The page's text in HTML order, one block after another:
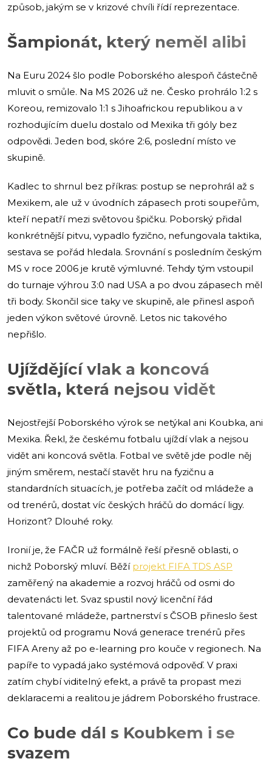
způsob, jakým se v krizové chvíli řídí reprezentace.
Šampionát, který neměl alibi
Na Euru 2024 šlo podle Poborského alespoň částečně
mluvit o smůle. Na MS 2026 už ne. Česko prohrálo 1:2 s
Koreou, remizovalo 1:1 s Jihoafrickou republikou a v
rozhodujícím duelu dostalo od Mexika tři góly bez
odpovědi. Jeden bod, skóre 2:6, poslední místo ve
skupině.
Kadlec to shrnul bez příkras: postup se neprohrál až s
Mexikem, ale už v úvodních zápasech proti soupeřům,
kteří nepatří mezi světovou špičku. Poborský přidal
konkrétnější pitvu, vypadlo fyzično, nefungovala taktika,
sestava se pořád hledala. Srovnání s posledním českým
MS v roce 2006 je krutě výmluvné. Tehdy tým vstoupil
do turnaje výhrou 3:0 nad USA a po dvou zápasech měl
tři body. Skončil sice taky ve skupině, ale přinesl aspoň
jeden výkon světové úrovně. Letos nic takového
nepřišlo.
Ujíždějící vlak a koncová
světla, která nejsou vidět
Nejostřejší Poborského výrok se netýkal ani Koubka, ani
Mexika. Řekl, že českému fotbalu ujíždí vlak a nejsou
vidět ani koncová světla. Fotbal ve světě jde podle něj
jiným směrem, nestačí stavět hru na fyzičnu a
standardních situacích, je potřeba začít od mládeže a
od trenérů, dostat víc českých hráčů do domácí ligy.
Horizont? Dlouhé roky.
Ironií je, že FAČR už formálně řeší přesně oblasti, o
nichž Poborský mluví. Běží projekt FIFA TDS ASP
zaměřený na akademie a rozvoj hráčů od osmi do
devatenácti let. Svaz spustil nový licenční řád
talentované mládeže, partnerství s ČSOB přineslo šest
projektů od programu Nová generace trenérů přes
FIFA Areny až po e-learning pro kouče v regionech. Na
papíře to vypadá jako systémová odpověď. V praxi
zatím chybí viditelný efekt, a právě ta propast mezi
deklaracemi a realitou je jádrem Poborského frustrace.
Co bude dál s Koubkem i se
svazem